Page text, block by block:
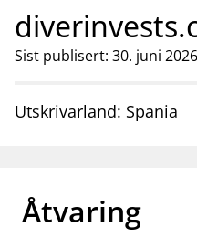
nettstedet
Tilsyn
Finanstilsynets registre
businessOm Finanstilsynet
Sist publisert: 30. juni 2026
Utskrivarland: Spania
Åtvaring